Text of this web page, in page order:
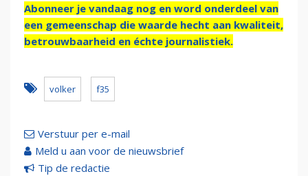
Abonneer je vandaag nog en word onderdeel van
een gemeenschap die waarde hecht aan kwaliteit,
betrouwbaarheid en échte journalistiek.
volker f35
Verstuur per e-mail
Meld u aan voor de nieuwsbrief
Tip de redactie